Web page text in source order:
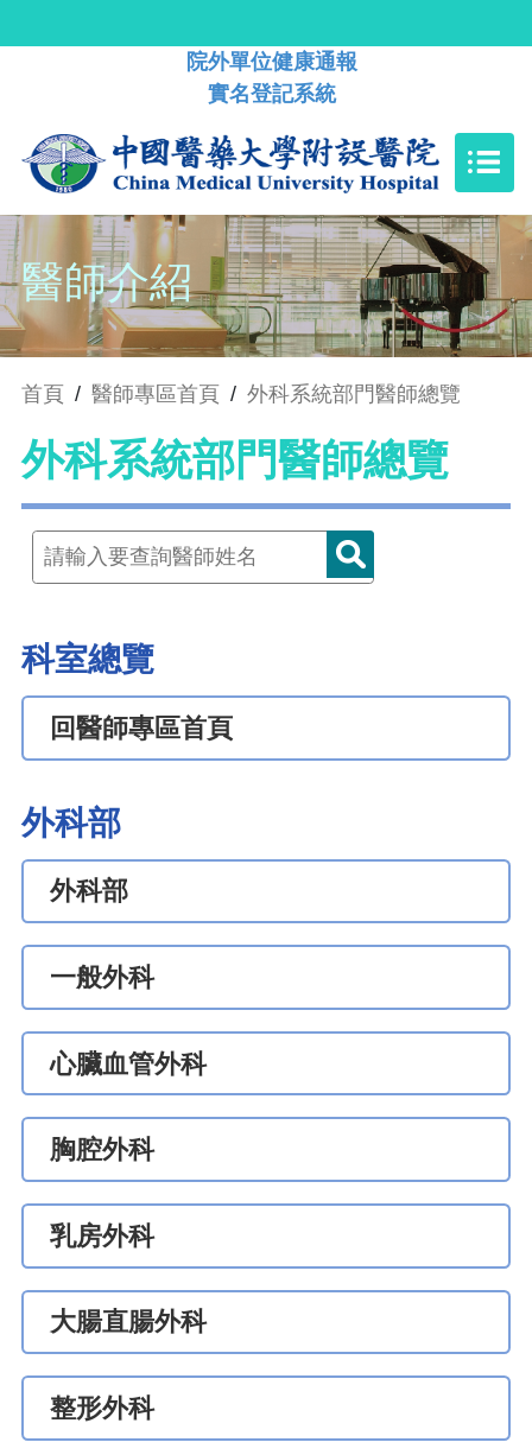
院外單位健康通報
實名登記系統
醫師介紹
首頁 / 醫師專區首頁 / 外科系統部門醫師總覽
外科系統部門醫師總覽
科室總覽
回醫師專區首頁
外科部
外科部
一般外科
心臟血管外科
胸腔外科
乳房外科
大腸直腸外科
整形外科